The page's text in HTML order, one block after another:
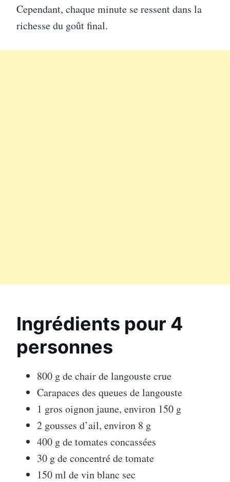
Cependant, chaque minute se ressent dans la
richesse du goût final.
Ingrédients pour 4
personnes
800 g de chair de langouste crue
Carapaces des queues de langouste
1 gros oignon jaune, environ 150 g
2 gousses d’ail, environ 8 g
400 g de tomates concassées
30 g de concentré de tomate
150 ml de vin blanc sec